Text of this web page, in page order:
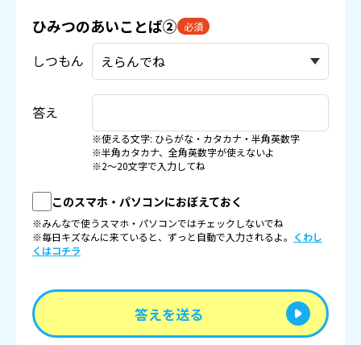
ひみつのあいことば② 必須
しつもん
答え
※使える文字: ひらがな・カタカナ・半角英数字
※半角カタカナ、全角英数字が使えないよ
※2〜20文字で入力してね
このスマホ・パソコンにおぼえておく
※みんなで使うスマホ・パソコンではチェックしないでね
※毎日キズなんに来ていると、ずっと自動で入力されるよ。 くわし
くはコチラ
答えを送る